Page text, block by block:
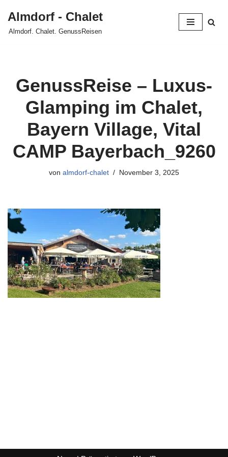
Zum
Almdorf - Chalet
Almdorf. Chalet. GenussReisen
GenussReise – Luxus-
Glamping im Chalet,
Bayern Village, Vital
CAMP Bayerbach_9260
von almdorf-chalet November 3, 2025